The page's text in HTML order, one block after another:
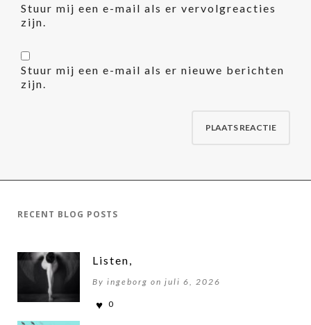
Stuur mij een e-mail als er vervolgreacties
zijn.
Stuur mij een e-mail als er nieuwe berichten
zijn.
RECENT BLOG POSTS
Listen,
By ingeborg on juli 6, 2026
0